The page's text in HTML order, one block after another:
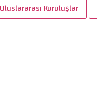
Uluslararası Kuruluşlar